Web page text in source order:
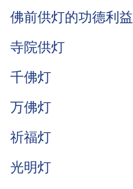
佛前供灯的功德利益
寺院供灯
千佛灯
万佛灯
祈福灯
光明灯